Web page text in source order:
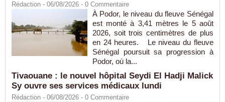
Rédaction - 06/08/2026 - 0 Commentaire
À Podor, le niveau du fleuve Sénégal
est monté à 3,41 mètres le 5 août
2026, soit trois centimètres de plus
en 24 heures. Le niveau du fleuve
Sénégal poursuit sa progression à
Podor, où la...
Tivaouane : le nouvel hôpital Seydi El Hadji Malick
Sy ouvre ses services médicaux lundi
Rédaction - 06/08/2026 - 0 Commentaire